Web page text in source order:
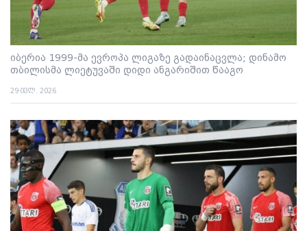
იბერია 1999-მა ევროპა ლიგაზე გადაინაცვლა; დინამო
თბილისმა ლიეტუვაში დიდი ანგარიშით წააგო
29 ივლ. 2026